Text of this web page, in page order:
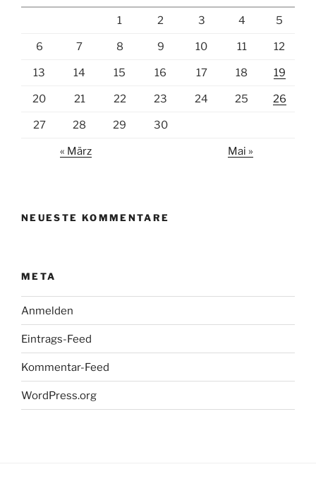
1 2 3 4 5
6 7 8 9 10 11 12
13 14 15 16 17 18 19
20 21 22 23 24 25 26
27 28 29 30
« März Mai »
NEUESTE KOMMENTARE
META
Anmelden
Eintrags-Feed
Kommentar-Feed
WordPress.org